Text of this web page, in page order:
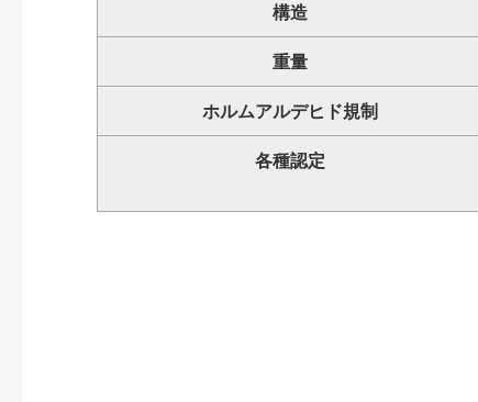
構造
重量
ホルムアルデヒド規制
各種認定